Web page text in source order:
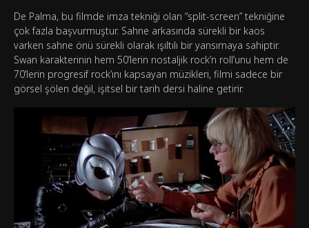
De Palma, bu filmde imza tekniği olan “split-screen” tekniğine
çok fazla başvurmuştur. Sahne arkasında sürekli bir kaos
varken sahne önü sürekli olarak ışıltılı bir yansımaya sahiptir.
Swan karakterinin hem 50’lerin nostaljik rock’n roll’unu hem de
70’lerin progresif rock’ını kapsayan müzikleri, filmi sadece bir
görsel şölen değil, işitsel bir tarih dersi haline getirir.